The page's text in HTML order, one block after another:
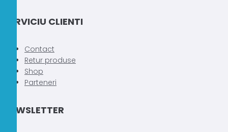
SERVICIU CLIENTI
Contact
Retur produse
Shop
Parteneri
NEWSLETTER